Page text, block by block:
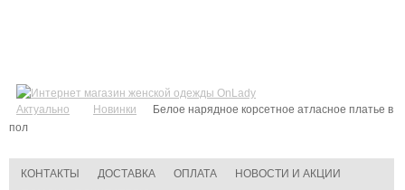
Актуально Новинки
Белое нарядное корсетное атласное платье в
пол
КОНТАКТЫ ДОСТАВКА ОПЛАТА
НОВОСТИ И АКЦИИ